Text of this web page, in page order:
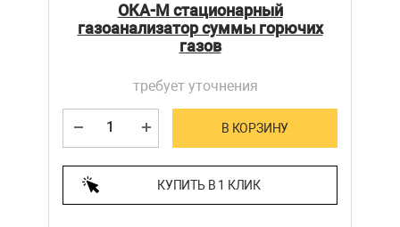
ОКА-М стационарный
газоанализатор суммы горючих
газов
требует уточнения
В КОРЗИНУ
КУПИТЬ В 1 КЛИК